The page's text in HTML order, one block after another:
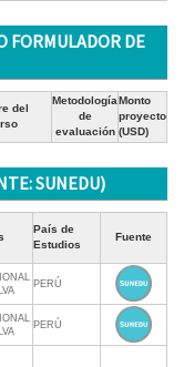
FORMULADOR DE
del
Metodología
de
evaluación
Monto
proyecto
(USD)
SUNEDU)
País de
Estudios
Fuente
PERÚ
PERÚ